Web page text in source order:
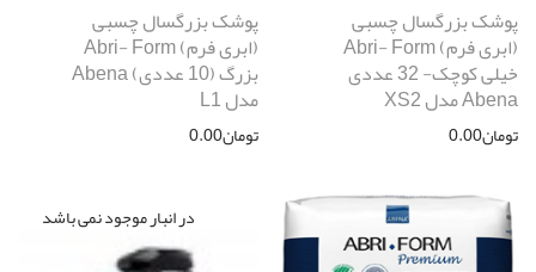
پوشک بزرگسال چسبی
(ابری فرم) Abri- Form
خیلی کوچک- 32 عددی
Abena مدل XS2
تومان0.00
پوشک بزرگسال چسبی
(ابری فرم) Abri- Form
بزرگ (10 عددی) Abena
مدل L1
تومان0.00